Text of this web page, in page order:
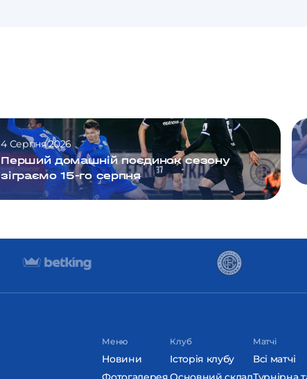
4 Серпня 2026
Перший домашній поєдинок сезону
зіграємо 15-го серпня
Меню
Новини
Клуб
Історія клубу
Матчі
Всі матчі